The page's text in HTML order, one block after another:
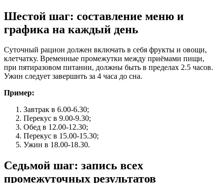
Шестой шаг: составление меню и
графика на каждый день
Суточный рацион должен включать в себя фрукты и овощи,
клетчатку. Временные промежутки между приёмами пищи,
при пятиразовом питании, должны быть в пределах 2.5 часов.
Ужин следует завершить за 4 часа до сна.
Пример:
Завтрак в 6.00-6.30;
Перекус в 9.00-9.30;
Обед в 12.00-12.30;
Перекус в 15.00-15.30;
Ужин в 18.00-18.30.
Седьмой шаг: запись всех
промежуточных результатов